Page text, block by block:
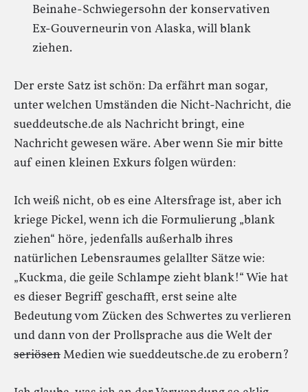
Beinahe-Schwiegersohn der konservativen
Ex-Gouverneurin von Alaska, will blank
ziehen.
Der erste Satz ist schön: Da erfährt man sogar,
unter welchen Umständen die Nicht-Nachricht, die
sueddeutsche.de als Nachricht bringt, eine
Nachricht gewesen wäre. Aber wenn Sie mir bitte
auf einen kleinen Exkurs folgen würden:
Ich weiß nicht, ob es eine Altersfrage ist, aber ich
kriege Pickel, wenn ich die Formulierung „blank
ziehen“ höre, jedenfalls außerhalb ihres
natürlichen Lebensraumes gelallter Sätze wie:
„Kuckma, die geile Schlampe zieht blank!“ Wie hat
es dieser Begriff geschafft, erst seine alte
Bedeutung vom Zücken des Schwertes zu verlieren
und dann von der Prollsprache aus die Welt der
seriösenMedien wie sueddeutsche.de zu erobern?